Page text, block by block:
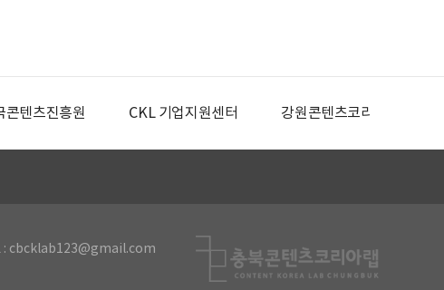
콘텐츠진흥원 CKL 기업지원센터 강원콘텐츠코리아랩
: cbcklab123@gmail.com